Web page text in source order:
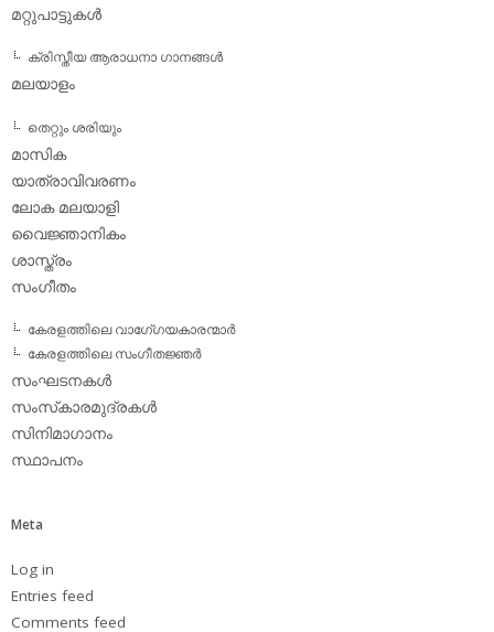
മറ്റുപാട്ടുകള്‍
ക്രിസ്തീയ ആരാധനാ ഗാനങ്ങള്‍
മലയാളം
തെറ്റും ശരിയും
മാസിക
യാത്രാവിവരണം
ലോക മലയാളി
വൈജ്ഞാനികം
ശാസ്ത്രം
സംഗീതം
കേരളത്തിലെ വാഗേ്ഗയകാരന്മാര്‍
കേരളത്തിലെ സംഗീതജ്ഞര്‍
സംഘടനകള്‍
സംസ്‌കാരമുദ്രകള്‍
സിനിമാഗാനം
സ്ഥാപനം
Meta
Log in
Entries feed
Comments feed